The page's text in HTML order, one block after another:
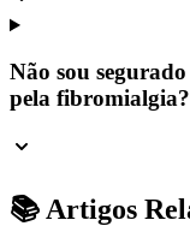
Não sou
pela fibromialgia?
📚 Artigos